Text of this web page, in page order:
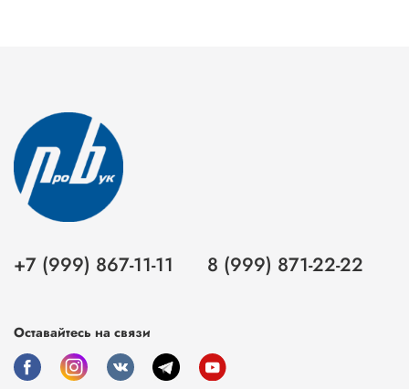
+7 (999) 867-11-11 8 (999) 871-22-22
Оставайтесь на связи